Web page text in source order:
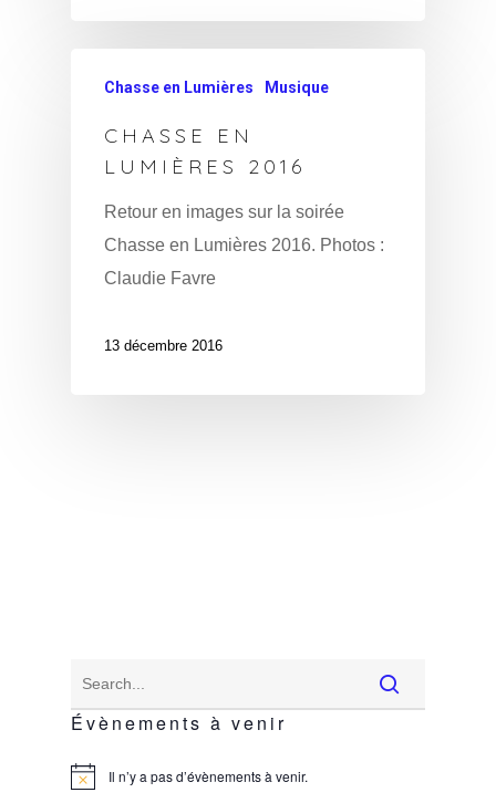
Chasse en Lumières Musique
CHASSE EN
LUMIÈRES 2016
Retour en images sur la soirée
Chasse en Lumières 2016. Photos :
Claudie Favre
13 décembre 2016
Évènements à venir
Notice Il n’y a pas d’évènements à venir.